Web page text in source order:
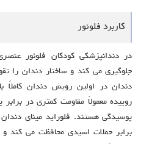
کاربرد فلوئور
در دندانپزشکی کودکان فلوئور
جلوگیری می کند و ساختار دندان را
دندان در اولین رویش دندان کاملاً
روییده معمولاً مقاومت کمتری در
پوسیدگی هستند. فلوراید مینای
برابر حملات اسیدی محافظت می کند